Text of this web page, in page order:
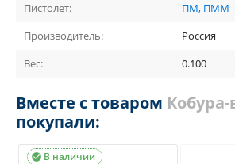
Пистолет:
ПМ, ПММ
Производитель:
Россия
Вес:
0.100
Вместе с товаром
покупали:
В наличии
